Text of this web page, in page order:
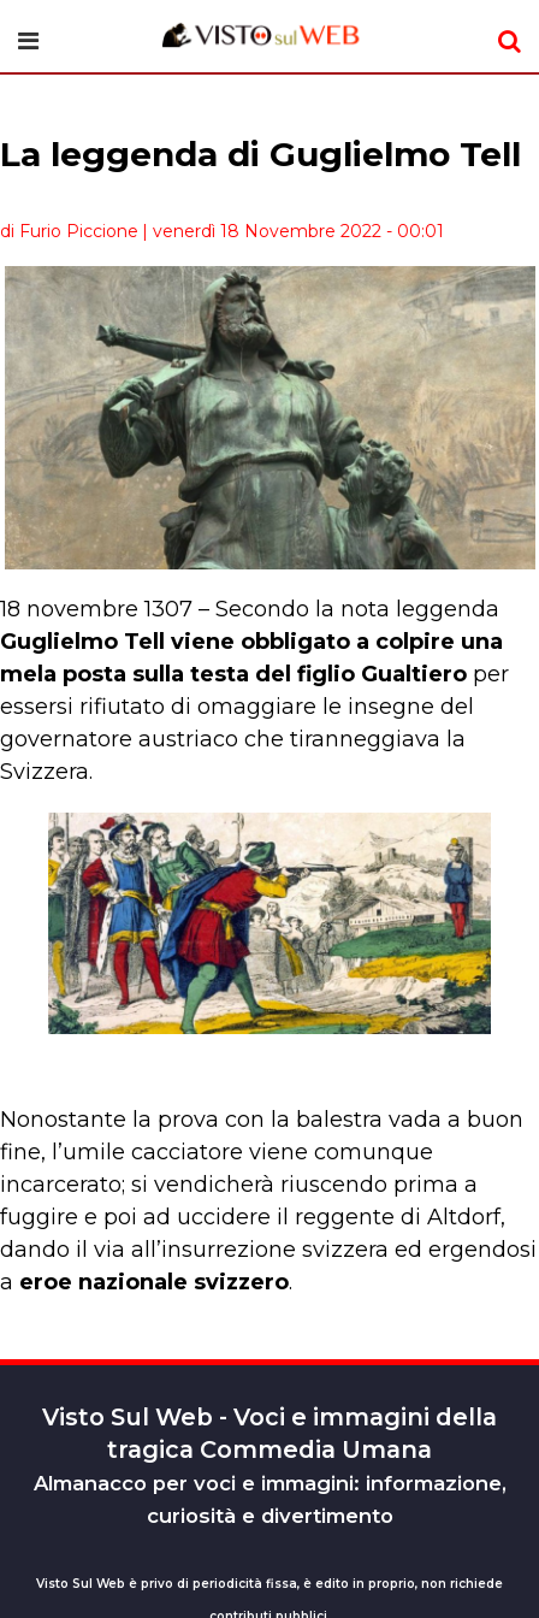
La leggenda di Guglielmo Tell
di Furio Piccione | venerdì 18 Novembre 2022 - 00:01
18 novembre 1307 – Secondo la nota leggenda
Guglielmo Tell viene obbligato a colpire una
mela posta sulla testa del figlio Gualtiero per
essersi rifiutato di omaggiare le insegne del
governatore austriaco che tiranneggiava la
Svizzera.
Nonostante la prova con la balestra vada a buon
fine, l’umile cacciatore viene comunque
incarcerato; si vendicherà riuscendo prima a
fuggire e poi ad uccidere il reggente di Altdorf,
dando il via all’insurrezione svizzera ed ergendosi
a eroe nazionale svizzero.
Visto Sul Web - Voci e immagini della
tragica Commedia Umana
Almanacco per voci e immagini: informazione,
curiosità e divertimento
Visto Sul Web è privo di periodicità fissa, è edito in proprio, non richiede